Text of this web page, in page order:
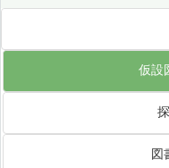
仮設
図